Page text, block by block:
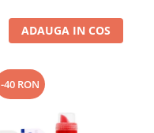
ADAUGA IN COS
-40 RON